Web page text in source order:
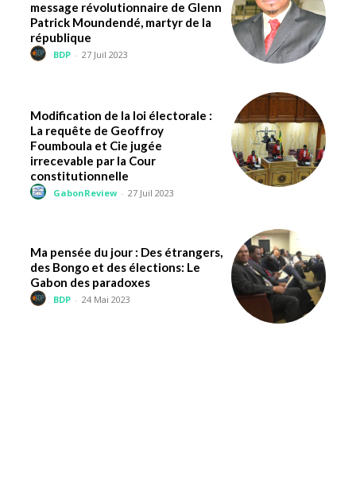
message révolutionnaire de Glenn
Patrick Moundendé, martyr de la
république
BDP - 27 Juil 2023
Modification de la loi électorale :
La requête de Geoffroy
Foumboula et Cie jugée
irrecevable par la Cour
constitutionnelle
GabonReview - 27 Juil 2023
Ma pensée du jour : Des étrangers,
des Bongo et des élections: Le
Gabon des paradoxes
BDP - 24 Mai 2023